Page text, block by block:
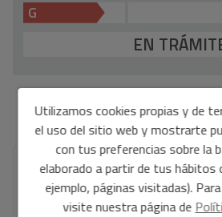
G
EN
puede ser modificada o retirada sin previo aviso. El
compra.
Tu nombre completo*
Utilizamos cookies propias y de
el uso del sitio web y mostrarte
con tus preferencias sobre la
elaborado a partir de tus hábitos
ejemplo, páginas visitadas).
visite nuestra página de